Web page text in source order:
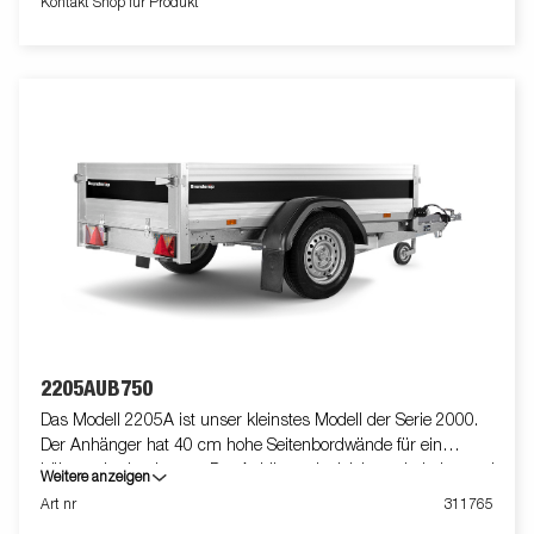
Kontakt Shop für Produkt
2205AUB750
Das Modell 2205A ist unser kleinstes Modell der Serie 2000.
Der Anhänger hat 40 cm hohe Seitenbordwände für ein
höheres Ladevolumen. Der Anhänger ist leicht zu beladen und
hat eine klappbare Vorder- und Rückwand für die Beladung
Weitere anzeigen
Art nr
311765